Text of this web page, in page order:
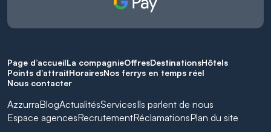
Page d’accueilLa compagnieOffresDestinationsHôtels
Points d’attraitHorairesNos ferrys en temps réel
Nous contacter
AzzurraBlogActualitésServicesIls parlent de nous
Espace agencesRecrutementRéclamationsPlan du site